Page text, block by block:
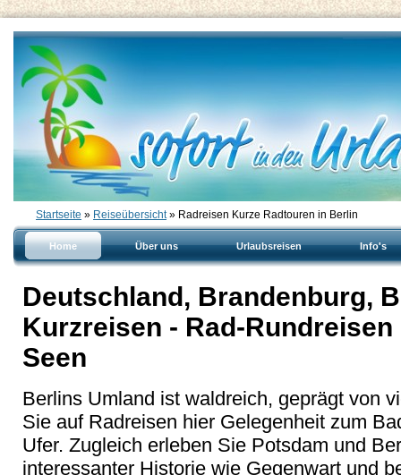
Startseite » Reiseübersicht» Radreisen Kurze Radtouren in Berlin
Home Über uns Urlaubsreisen Info's
Deutschland, Brandenburg,
Kurzreisen - Rad-
Seen
Berlins Umland ist waldreich, geprägt von
Sie auf Radreisen hier Gelegenheit zum
Ufer. Zugleich erleben Sie Potsdam und
interessanter Historie wie Gegenwart und